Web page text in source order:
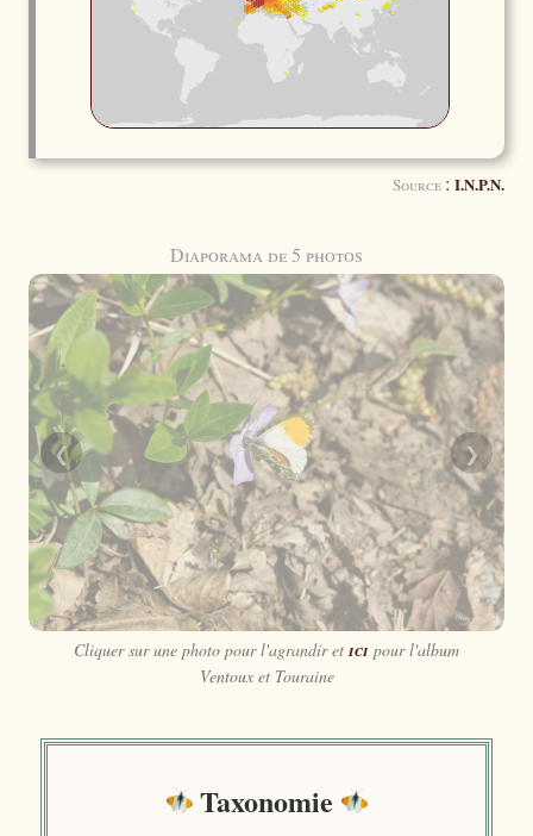
Source : I.N.P.N.
Diaporama de 5 photos
❮ ❯
Cliquer sur une photo pour l'agrandir et ici pour l'album
Ventoux et Touraine
Taxonomie